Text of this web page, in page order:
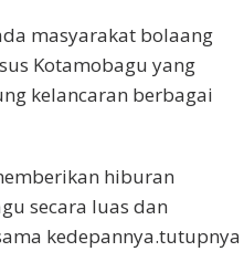
masyarakat bolaang
Kotamobagu yang
kelancaran berbagai
hiburan
secara luas dan
kedepannya.tutupnya